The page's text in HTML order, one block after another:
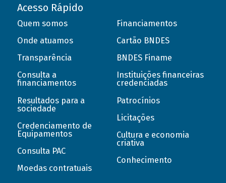
Acesso Rápido
Quem somos
Onde atuamos
Transparência
Consulta a
financiamentos
Resultados para a
sociedade
Credenciamento de
Equipamentos
Consulta PAC
Moedas contratuais
Financiamentos
Cartão BNDES
BNDES Finame
Instituições financeiras
credenciadas
Patrocínios
Licitações
Cultura e economia
criativa
Conhecimento